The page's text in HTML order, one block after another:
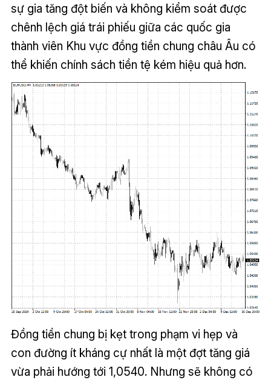
sự gia tăng đột biến và không kiểm soát được
chênh lệch giá trái phiếu giữa các quốc gia
thành viên Khu vực đồng tiền chung châu Âu có
thể khiến chính sách tiền tệ kém hiệu quả hơn.
Đồng tiền chung bị kẹt trong phạm vi hẹp và
con đường ít kháng cự nhất là một đợt tăng giá
vừa phải hướng tới 1,0540. Nhưng sẽ không có